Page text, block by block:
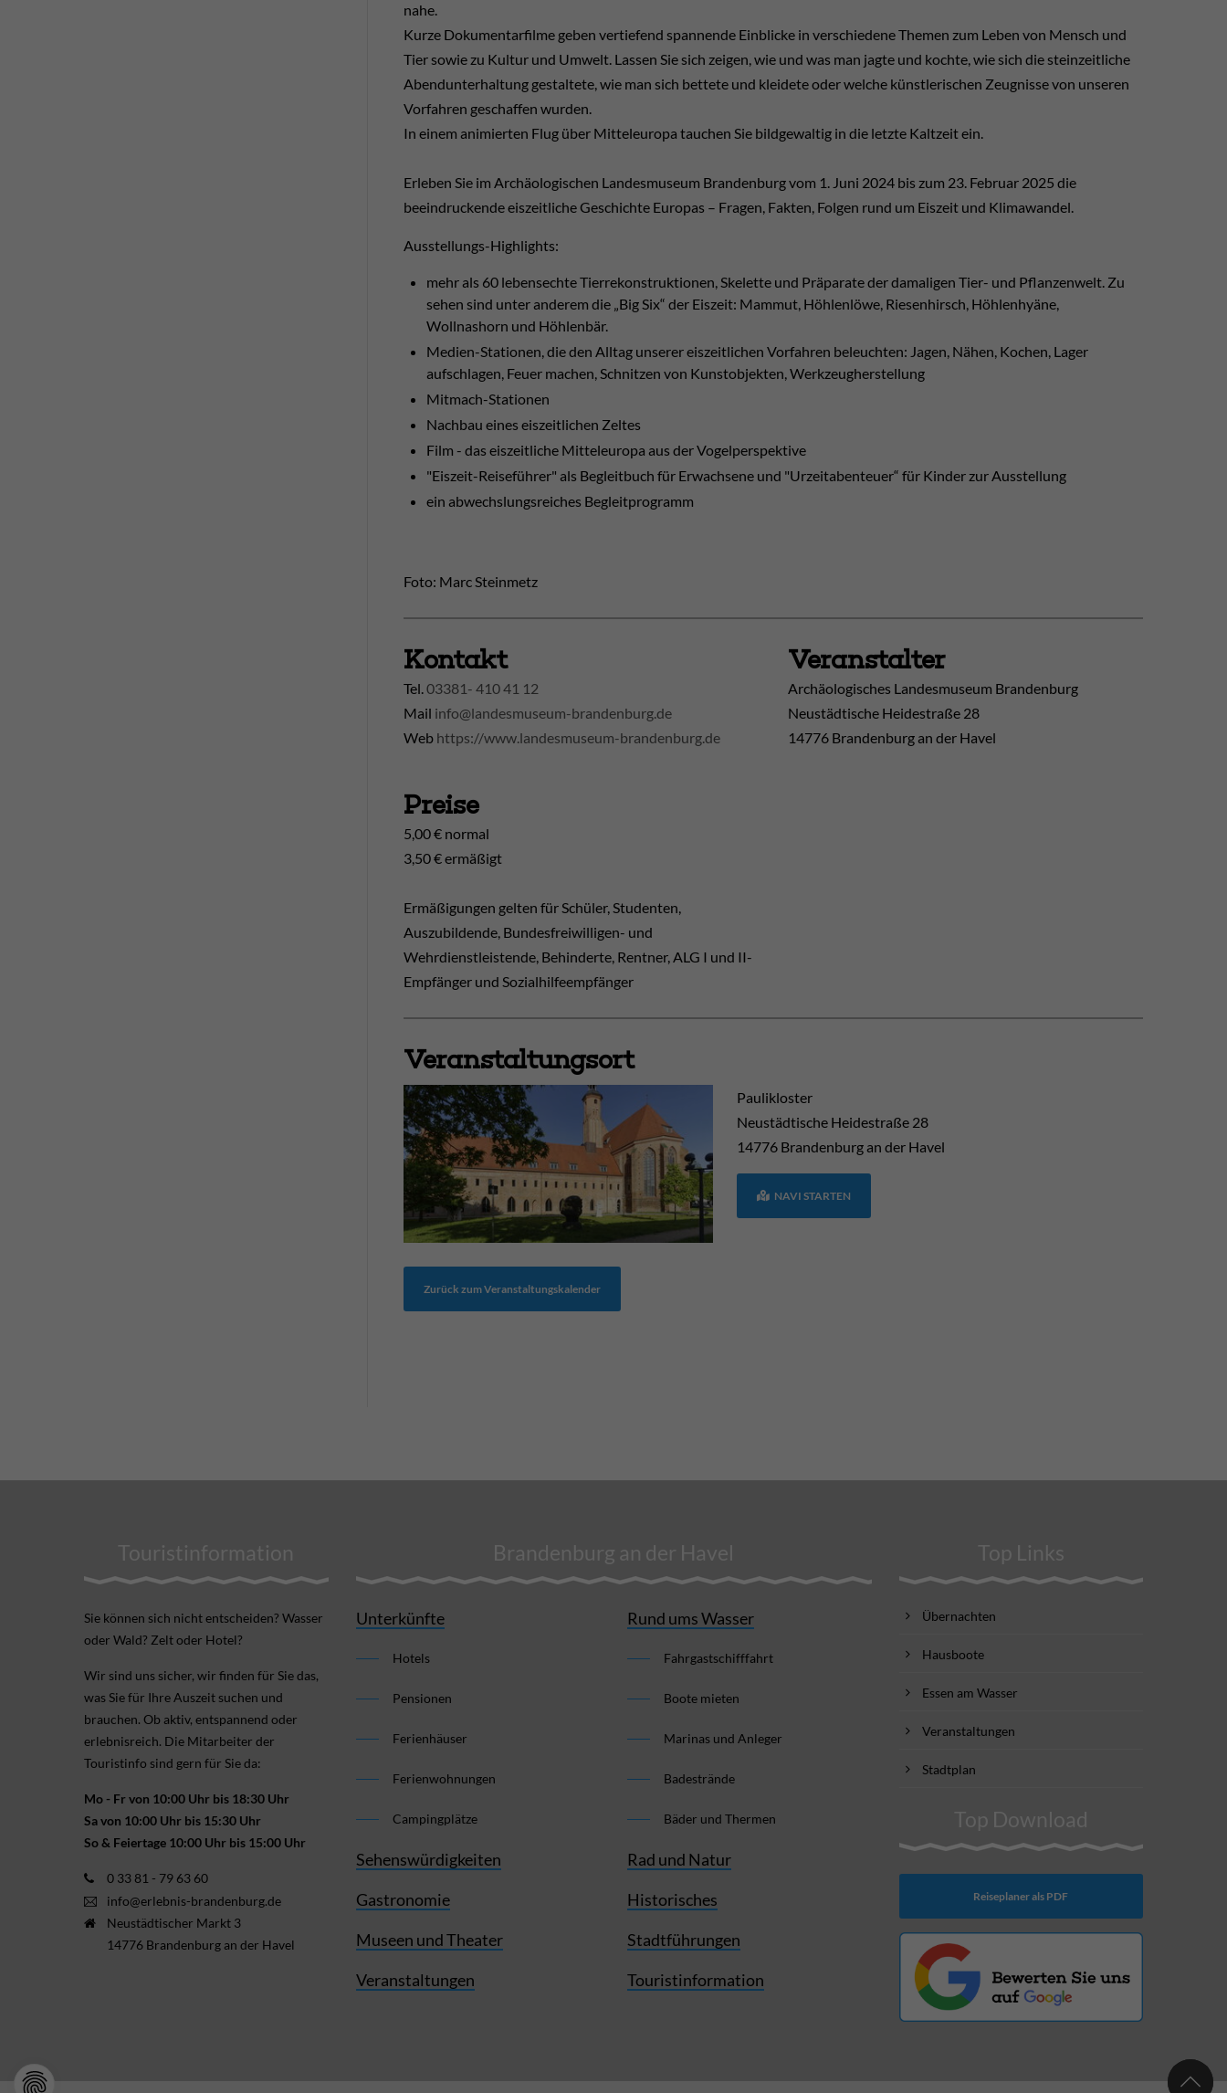
nahe.
Kurze Dokumentarfilme geben vertiefend spannende Einblicke in verschiedene Themen zum Leben von Mensch und
Tier sowie zu Kultur und Umwelt. Lassen Sie sich zeigen, wie und was man jagte und kochte, wie sich die steinzeitliche
Abendunterhaltung gestaltete, wie man sich bettete und kleidete oder welche künstlerischen Zeugnisse von unseren
Vorfahren geschaffen wurden.
In einem animierten Flug über Mitteleuropa tauchen Sie bildgewaltig in die letzte Kaltzeit ein.
Erleben Sie im Archäologischen Landesmuseum Brandenburg vom 1. Juni 2024 bis zum 23. Februar 2025 die
beeindruckende eiszeitliche Geschichte Europas – Fragen, Fakten, Folgen rund um Eiszeit und Klimawandel.
Ausstellungs-Highlights:
mehr als 60 lebensechte Tierrekonstruktionen, Skelette und Präparate der damaligen Tier- und Pflanzenwelt. Zu
sehen sind unter anderem die „Big Six“ der Eiszeit: Mammut, Höhlenlöwe, Riesenhirsch, Höhlenhyäne,
Wollnashorn und Höhlenbär.
Medien-Stationen, die den Alltag unserer eiszeitlichen Vorfahren beleuchten: Jagen, Nähen, Kochen, Lager
aufschlagen, Feuer machen, Schnitzen von Kunstobjekten, Werkzeugherstellung
Mitmach-Stationen
Nachbau eines eiszeitlichen Zeltes
Film - das eiszeitliche Mitteleuropa aus der Vogelperspektive
"Eiszeit-Reiseführer" als Begleitbuch für Erwachsene und "Urzeitabenteuer“ für Kinder zur Ausstellung
ein abwechslungsreiches Begleitprogramm
Foto: Marc Steinmetz
Kontakt
Tel.03381- 410 41 12
Mail info@landesmuseum-brandenburg.de
Web https://www.landesmuseum-brandenburg.de
Veranstalter
Archäologisches Landesmuseum Brandenburg
Neustädtische Heidestraße 28
14776 Brandenburg an der Havel
Preise
5,00 € normal
3,50 € ermäßigt
Ermäßigungen gelten für Schüler, Studenten,
Auszubildende, Bundesfreiwilligen- und
Wehrdienstleistende, Behinderte, Rentner, ALG I und II-
Empfänger und Sozialhilfeempfänger
Veranstaltungsort
Paulikloster
Neustädtische Heidestraße 28
14776 Brandenburg an der Havel
NAVI STARTEN
Zurück zum Veranstaltungskalender
Touristinformation
Sie können sich nicht ent­scheiden? Wasser
oder Wald? Zelt oder Hotel?
Wir sind uns sicher, wir finden für Sie das,
was Sie für Ihre Aus­zeit suchen und
brauchen. Ob aktiv, ent­spannend oder
erlebnis­reich. Die Mitarbeiter der
Touristinfo sind gern für Sie da:
Mo - Fr von 10:00 Uhr bis 18:30 Uhr
Sa von 10:00 Uhr bis 15:30 Uhr
So & Feiertage 10:00 Uhr bis 15:00 Uhr
0 33 81 - 79 63 60
info@erlebnis-brandenburg.de
Neustädtischer Markt 3
14776 Brandenburg an der Havel
Brandenburg an der Havel
Unterkünfte
Hotels
Pensionen
Ferienhäuser
Ferienwohnungen
Campingplätze
Sehenswürdigkeiten
Gastronomie
Museen und Theater
Veranstaltungen
Rund ums Wasser
Fahrgastschifffahrt
Boote mieten
Marinas und Anleger
Badestrände
Bäder und Thermen
Rad und Natur
Historisches
Stadtführungen
Touristinformation
Top Links
Übernachten
Hausboote
Essen am Wasser
Veranstaltungen
Stadtplan
Top Download
Reiseplaner als PDF